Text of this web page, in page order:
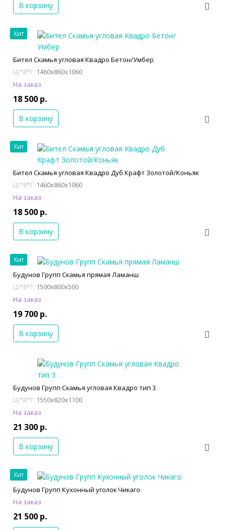
В корзину
Хит
Бител Скамья угловая Квадро Бетон/Умбер
Ш*В*Г: 1460x860x1060
На заказ
18 500 р.
В корзину
Хит
Бител Скамья угловая Квадро Дуб Крафт Золотой/Коньяк
Ш*В*Г: 1460x860x1060
На заказ
18 500 р.
В корзину
Хит
Будунов Групп Скамья прямая Ламанш
Ш*В*Г: 1500x800x500
На заказ
19 700 р.
В корзину
Будунов Групп Скамья угловая Квадро тип 3
Ш*В*Г: 1550x820x1100
На заказ
21 300 р.
В корзину
Хит
Будунов Групп Кухонный уголок Чикаго
На заказ
21 500 р.